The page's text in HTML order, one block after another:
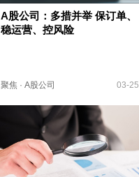
A股公司：多措并举 保订单、
稳运营、控风险
聚焦 · A股公司 03-25